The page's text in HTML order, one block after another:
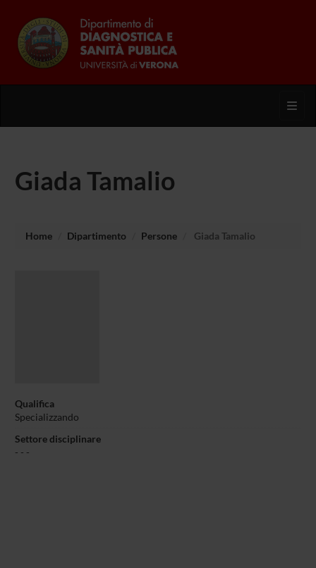
Giada Tamalio
Home Dipartimento Persone Giada Tamalio
Qualifica
Specializzando
Settore disciplinare
- - -